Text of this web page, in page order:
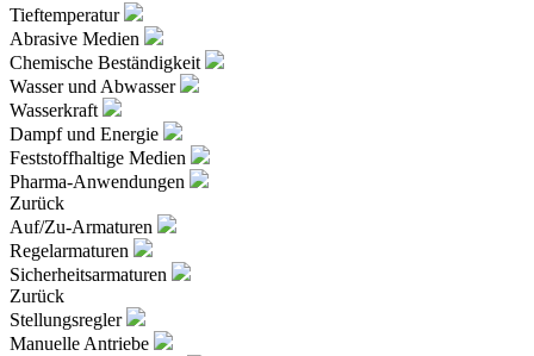
Tieftemperatur
Abrasive Medien
Chemische Beständigkeit
Wasser und Abwasser
Wasserkraft
Dampf und Energie
Feststoffhaltige Medien
Pharma-Anwendungen
Zurück
Auf/Zu-Armaturen
Regelarmaturen
Sicherheitsarmaturen
Zurück
Stellungsregler
Manuelle Antriebe